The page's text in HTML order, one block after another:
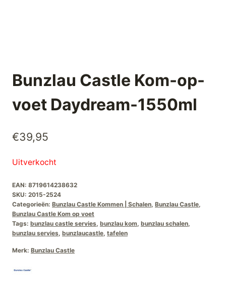
Bunzlau Castle Kom-op-
voet Daydream-1550ml
€39,95
Uitverkocht
EAN: 8719614238632
SKU: 2015-2524
Categorieën: Bunzlau Castle Kommen | Schalen, Bunzlau Castle,
Bunzlau Castle Kom op voet
Tags: bunzlau castle servies, bunzlau kom, bunzlau schalen,
bunzlau servies, bunzlaucastle, tafelen
Merk: Bunzlau Castle